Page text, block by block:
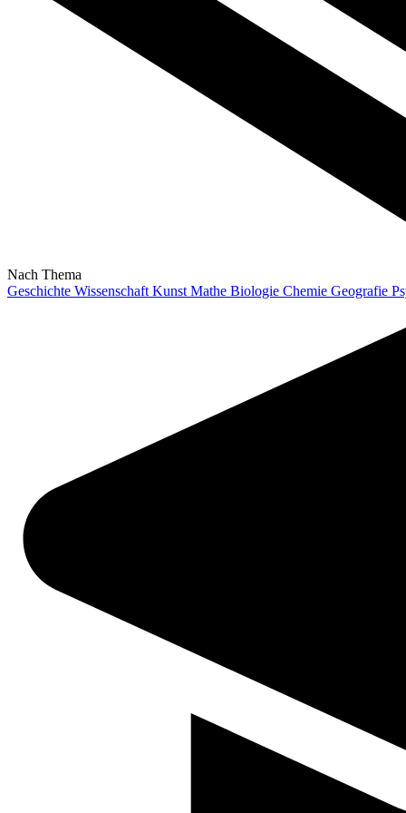
Nach Thema
Geschichte Wissenschaft Kunst Mathe Biologie Chemie Geografie